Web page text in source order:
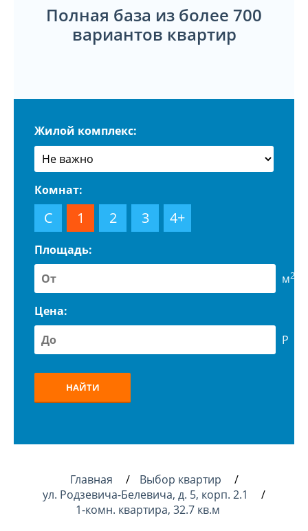
Полная база из более 700
вариантов квартир
Жилой комплекс:
Комнат:
С 1 2 3 4+
Площадь:
м2
Цена:
Р
НАЙТИ
Главная
Выбор квартир
ул. Родзевича-Белевича, д. 5, корп. 2.1
1-комн. квартира, 32.7 кв.м